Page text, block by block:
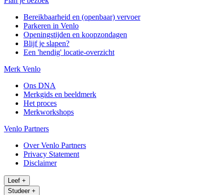
Bereikbaarheid en (openbaar) vervoer
Parkeren in Venlo
Openingstijden en koopzondagen
Blijf je slapen?
Een 'hendig' locatie-overzicht
Merk Venlo
Ons DNA
Merkgids en beeldmerk
Het proces
Merkworkshops
Venlo Partners
Over Venlo Partners
Privacy Statement
Disclaimer
Leef +
Studeer +